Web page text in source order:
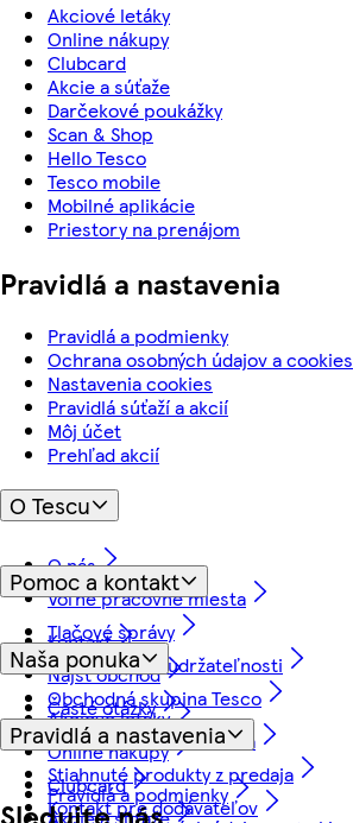
Akciové letáky
Online nákupy
Clubcard
Akcie a súťaže
Darčekové poukážky
Scan & Shop
Hello Tesco
Tesco mobile
Mobilné aplikácie
Priestory na prenájom
Pravidlá a nastavenia
Pravidlá a podmienky
Ochrana osobných údajov a cookies
Nastavenia cookies
Pravidlá súťaží a akcií
Môj účet
Prehľad akcií
O Tescu
O nás
Voľné pracovné miesta
Tlačové správy
Náš prístup k udržateľnosti
Obchodná skupina Tesco
Pomoc a kontakt
Kontakt
Nájsť obchod
Časté otázky
Vrátenie tovaru a záruka
Stiahnuté produkty z predaja
Kontakt pre dodávateľov
Naša ponuka
Akciové letáky
Online nákupy
Clubcard
Akcie a súťaže
Pravidlá a nastavenia
Pravidlá a podmienky
Sledujte nás